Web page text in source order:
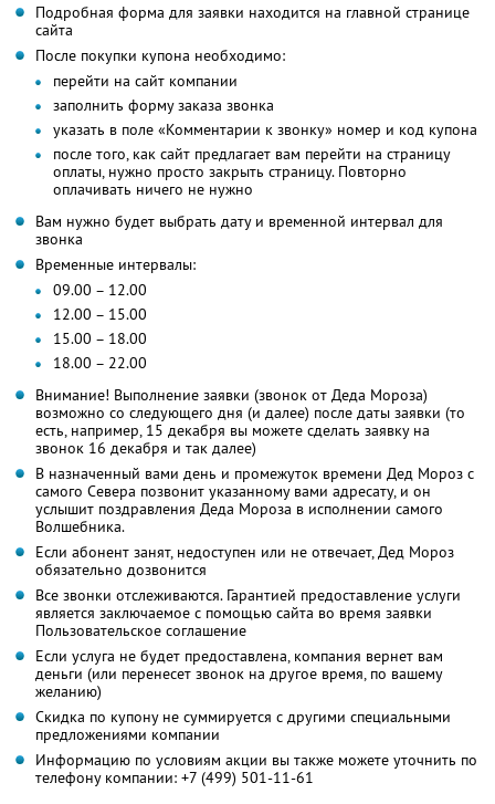
Подробная форма для заявки находится на главной странице
сайта
После покупки купона необходимо:
перейти на сайт компании
заполнить форму заказа звонка
указать в поле «Комментарии к звонку» номер и код купона
после того, как сайт предлагает вам перейти на страницу
оплаты, нужно просто закрыть страницу. Повторно
оплачивать ничего не нужно
Вам нужно будет выбрать дату и временной интервал для
звонка
Временные интервалы:
09.00 – 12.00
12.00 – 15.00
15.00 – 18.00
18.00 – 22.00
Внимание! Выполнение заявки (звонок от Деда Мороза)
возможно со следующего дня (и далее) после даты заявки (то
есть, например, 15 декабря вы можете сделать заявку на
звонок 16 декабря и так далее)
В назначенный вами день и промежуток времени Дед Мороз с
самого Севера позвонит указанному вами адресату, и он
услышит поздравления Деда Мороза в исполнении самого
Волшебника.
Если абонент занят, недоступен или не отвечает, Дед Мороз
обязательно дозвонится
Все звонки отслеживаются. Гарантией предоставление услуги
является заключаемое с помощью сайта во время заявки
Пользовательское соглашение
Если услуга не будет предоставлена, компания вернет вам
деньги (или перенесет звонок на другое время, по вашему
желанию)
Скидка по купону не суммируется с другими специальными
предложениями компании
Информацию по условиям акции вы также можете уточнить по
телефону компании: +7 (499) 501-11-61